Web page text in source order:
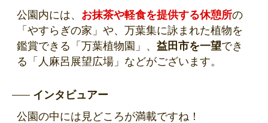
公園内には、 お抹茶や軽食を提供する休憩所の
「やすらぎの家」や、万葉集に詠まれた植物を
鑑賞できる「万葉植物園」、 益田市を一望でき
る「人麻呂展望広場」などがございます。
インタビュアー
公園の中には見どころが満載ですね！